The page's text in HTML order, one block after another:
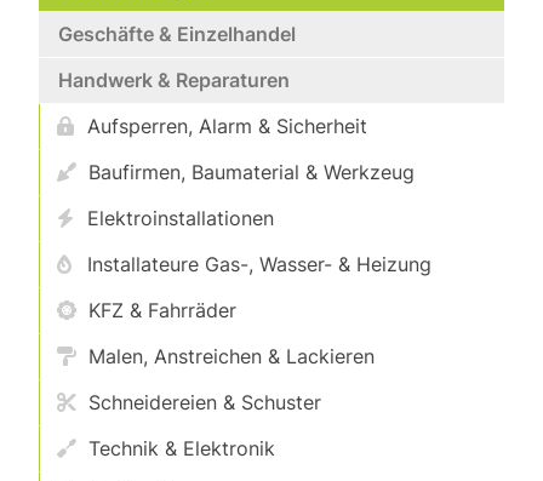
Geschäfte & Einzelhandel
Handwerk & Reparaturen
Aufsperren, Alarm & Sicherheit
Baufirmen, Baumaterial & Werkzeug
Elektroinstallationen
Installateure Gas-, Wasser- & Heizung
KFZ & Fahrräder
Malen, Anstreichen & Lackieren
Schneidereien & Schuster
Technik & Elektronik